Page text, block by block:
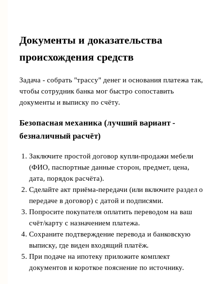
Документы и доказательства
происхождения средств
Задача - собрать "трассу" денег и основания платежа так,
чтобы сотрудник банка мог быстро сопоставить
документы и выписку по счёту.
Безопасная механика (лучший вариант -
безналичный расчёт)
Заключите простой договор купли-продажи мебели
(ФИО, паспортные данные сторон, предмет, цена,
дата, порядок расчёта).
Сделайте акт приёма-передачи (или включите раздел о
передаче в договор) с датой и подписями.
Попросите покупателя оплатить переводом на ваш
счёт/карту с назначением платежа.
Сохраните подтверждение перевода и банковскую
выписку, где виден входящий платёж.
При подаче на ипотеку приложите комплект
документов и короткое пояснение по источнику.